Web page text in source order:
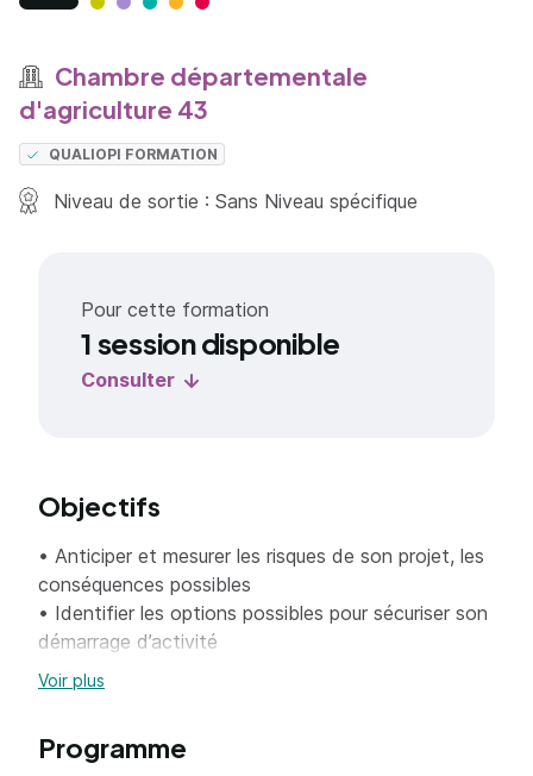
Chambre départementale
d'agriculture 43
QUALIOPI FORMATION
Niveau de sortie : Sans Niveau spécifique
Pour cette formation
1 session disponible
Consulter
Objectifs
• Anticiper et mesurer les risques de son projet, les
conséquences possibles
• Identifier les options possibles pour sécuriser son
démarrage d’activité
• Prévenir les risques humains
pour son entreprise et pour soi-même
Voir plus
Programme